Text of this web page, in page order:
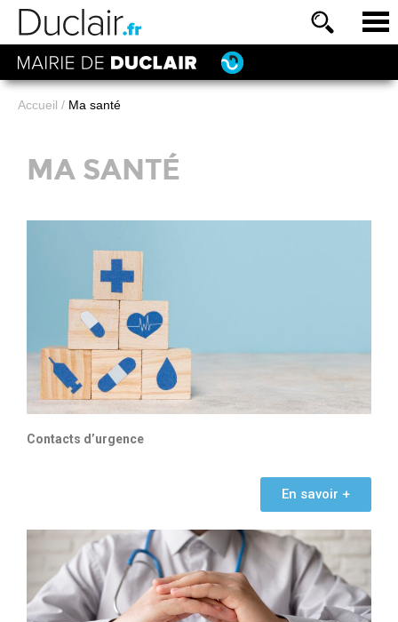
Accueil / Ma santé
MA SANTÉ
Contacts d’urgence
En savoir +